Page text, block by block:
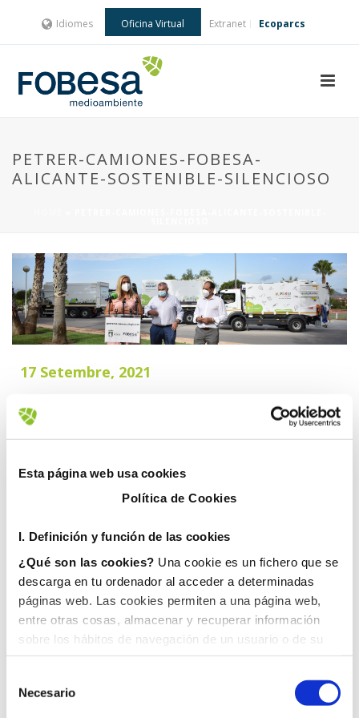
Esta página web usa cookies
Política de Cookies
I. Definición y función de las cookies
¿Qué son las cookies? Una cookie es un fichero que se
descarga en tu ordenador al acceder a determinadas
páginas web. Las cookies permiten a una página web,
entre otras cosas, almacenar y recuperar información
sobre los hábitos de navegación de un usuario o de su
equipo y, dependiendo de la información que contengan y
de la forma en que utilice su equipo, pueden utilizarse
para reconocer al usuario.
Necesario
Idiomes Oficina Virtual Extranet Ecoparcs
PETRER-CAMIONES-FOBESA-
ALICANTE-SOSTENIBLE-SILENCIOSO
17 Setembre, 2021